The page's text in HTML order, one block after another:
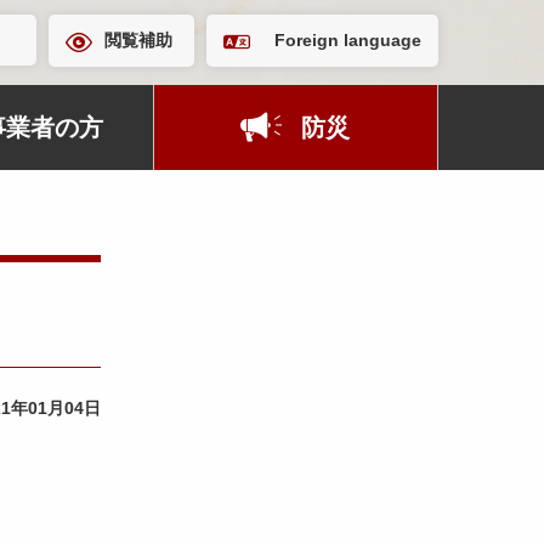
閲覧補助 Foreign language
業者の方 防災
年01月04日